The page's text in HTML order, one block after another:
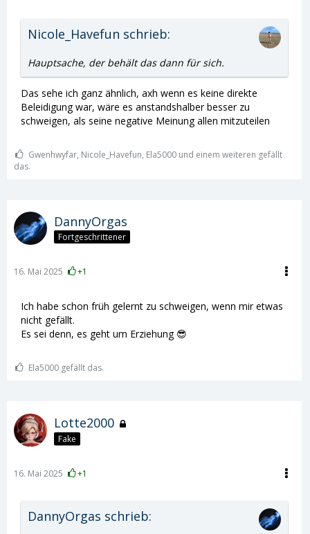
Nicole_Havefun schrieb:
Hauptsache, der behält das dann für sich.
Das sehe ich ganz ähnlich, axh wenn es keine direkte
Beleidigung war, wäre es anstandshalber besser zu
schweigen, als seine negative Meinung allen mitzuteilen
Gwenhwyfar, Nicole_Havefun, Ela5000 und einem weiteren gefällt
das.
DannyOrgas
Fortgeschrittener
16. Mai 2025 +1
Ich habe schon früh gelernt zu schweigen, wenn mir etwas
nicht gefällt.
Es sei denn, es geht um Erziehung 😎
Ela5000 gefällt das.
Lotte2000
Fake
16. Mai 2025 +1
DannyOrgas schrieb: